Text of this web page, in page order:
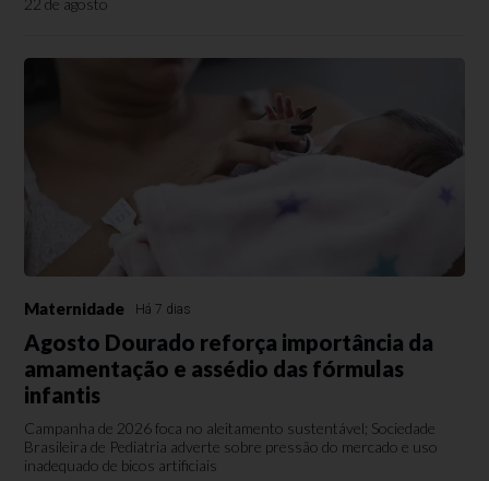
22 de agosto
Maternidade Há 7 dias
Agosto Dourado reforça importância da
amamentação e assédio das fórmulas
infantis
Campanha de 2026 foca no aleitamento sustentável; Sociedade
Brasileira de Pediatria adverte sobre pressão do mercado e uso
inadequado de bicos artificiais